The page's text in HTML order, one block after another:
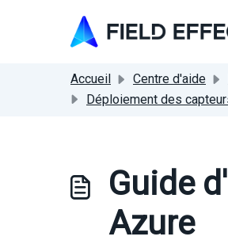
Accueil Centre d'aide
Déploiement des
Guide
Azure